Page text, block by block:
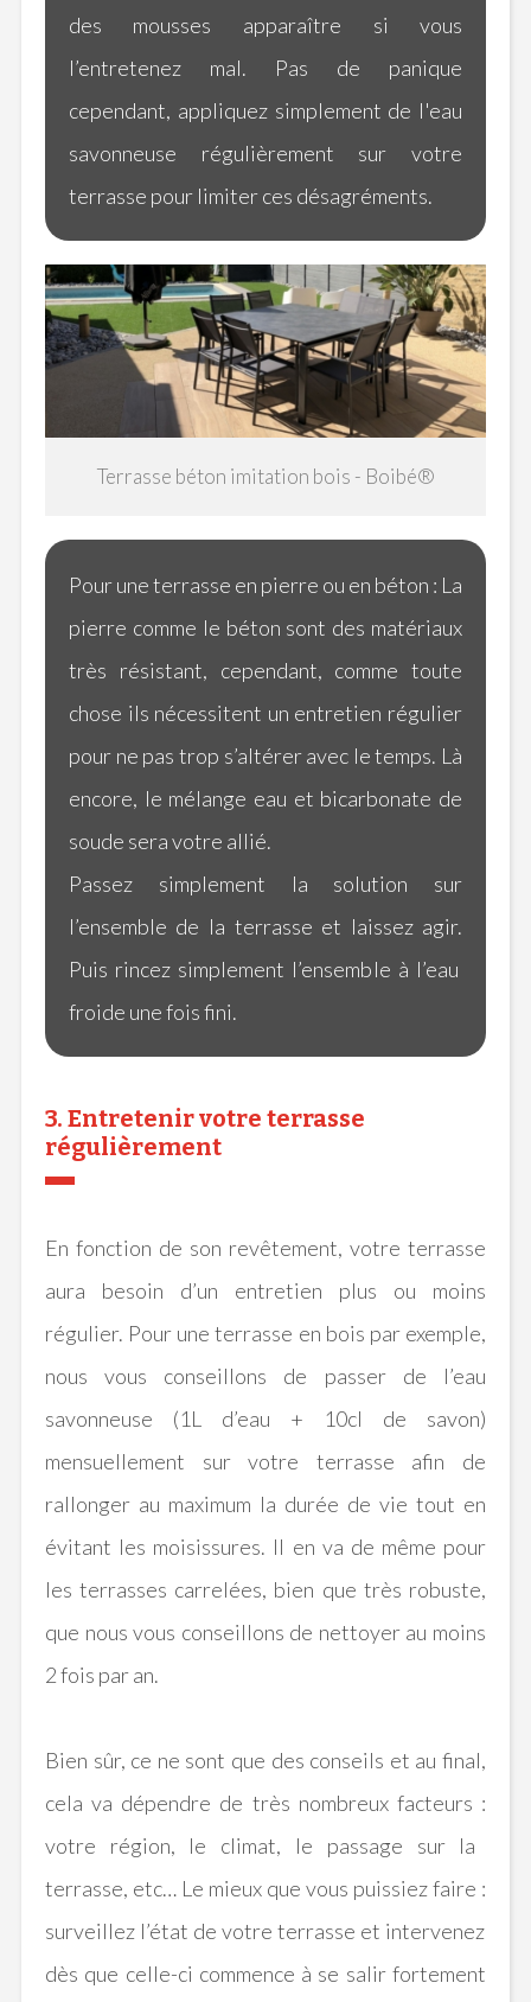
des mousses apparaître si vous
l’entretenez mal. Pas de panique
cependant, appliquez simplement de l'eau
savonneuse régulièrement sur votre
terrasse pour limiter ces désagréments.
Terrasse béton imitation bois - Boibé®
Pour une terrasse en pierre ou en béton : La
pierre comme le béton sont des matériaux
très résistant, cependant, comme toute
chose ils nécessitent un entretien régulier
pour ne pas trop s’altérer avec le temps. Là
encore, le mélange eau et bicarbonate de
soude sera votre allié.
Passez simplement la solution sur
l’ensemble de la terrasse et laissez agir.
Puis rincez simplement l’ensemble à l’eau
froide une fois fini.
3. Entretenir votre terrasse
régulièrement
En fonction de son revêtement, votre terrasse
aura besoin d’un entretien plus ou moins
régulier. Pour une terrasse en bois par exemple,
nous vous conseillons de passer de l’eau
savonneuse (1L d’eau + 10cl de savon)
mensuellement sur votre terrasse afin de
rallonger au maximum la durée de vie tout en
évitant les moisissures. Il en va de même pour
les terrasses carrelées, bien que très robuste,
que nous vous conseillons de nettoyer au moins
2 fois par an.
Bien sûr, ce ne sont que des conseils et au final,
cela va dépendre de très nombreux facteurs :
votre région, le climat, le passage sur la
terrasse, etcLe mieux que vous puissiez faire :
surveillez l’état de votre terrasse et intervenez
dès que celle-ci commence à se salir fortement